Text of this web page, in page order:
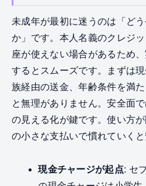
未成年が最初に迷うのは「ど
か」です。本人名義のクレジ
座が使えない場合があるため
するとスムーズです。まずは
族経由の送金、年齢条件を満
と無理がありません。安全面
の見える化が鍵です。使い方
の小さな支払いで慣れていくと
現金チャージが起点: セ